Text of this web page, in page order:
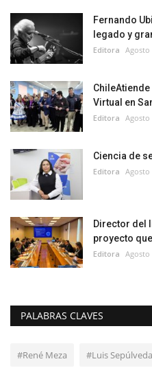
Fernando
legado y
Editora Agosto
Virtual en
Editora Agosto
Ciencia de
Editora Agosto
Director del
proyecto
Editora Agosto
PALABRAS CLAVES
#René Meza #Luis Sepúlveda